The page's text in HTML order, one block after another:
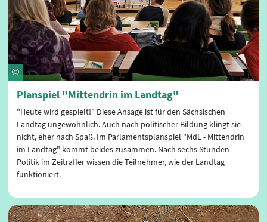
Planspiel "Mittendrin im Landtag"
"Heute wird gespielt!" Diese Ansage ist für den Sächsischen
Landtag ungewöhnlich. Auch nach politischer Bildung klingt sie
nicht, eher nach Spaß. Im Parlamentsplanspiel "MdL - Mittendrin
im Landtag" kommt beides zusammen. Nach sechs Stunden
Politik im Zeitraffer wissen die Teilnehmer, wie der Landtag
funktioniert.